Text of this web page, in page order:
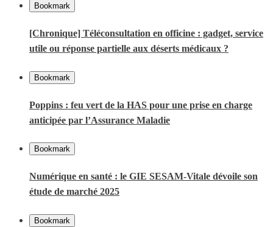
Bookmark
[Chronique] Téléconsultation en officine : gadget, service
utile ou réponse partielle aux déserts médicaux ?
Bookmark
Poppins : feu vert de la HAS pour une prise en charge
anticipée par l’Assurance Maladie
Bookmark
Numérique en santé : le GIE SESAM-Vitale dévoile son
étude de marché 2025
Bookmark